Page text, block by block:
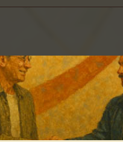
Elvira González
×
Toca el mapa para
Activar Mapa